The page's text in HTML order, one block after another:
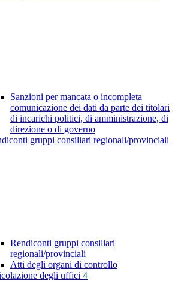
Sanzioni per mancata o incompleta
comunicazione dei dati da parte dei titolari
di incarichi politici, di amministrazione, di
direzione o di governo
gruppi consiliari regionali/provinciali
Rendiconti gruppi consiliari
regionali/provinciali
Atti degli organi di controllo
degli uffici 4